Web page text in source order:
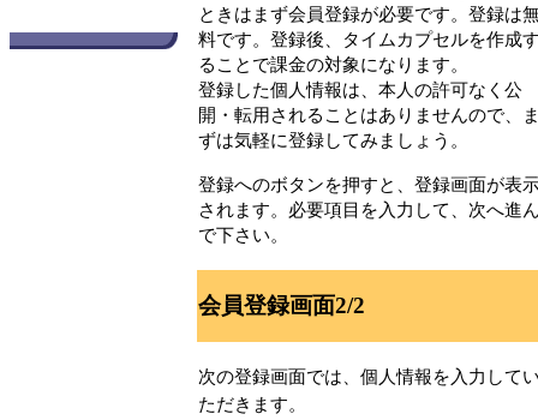
ときはまず会員登録が必要です。登録は
料です。登録後、タイムカプセルを作成
ることで課金の対象になります。
登録した個人情報は、本人の許可なく公
開・転用されることはありませんので、
ずは気軽に登録してみましょう。
登録へのボタンを押すと、登録画面が表
されます。必要項目を入力して、次へ進
で下さい。
会員登録画面2/2
次の登録画面では、個人情報を入力して
ただきます。